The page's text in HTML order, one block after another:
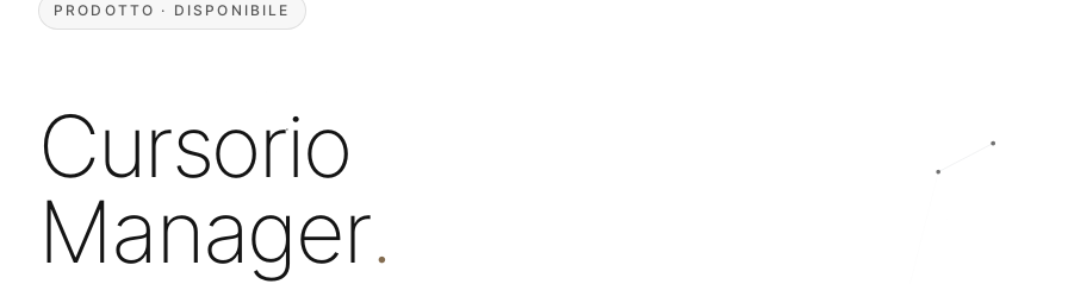
PRODOTTO · DISPONIBILE
Cursorio
Manager.